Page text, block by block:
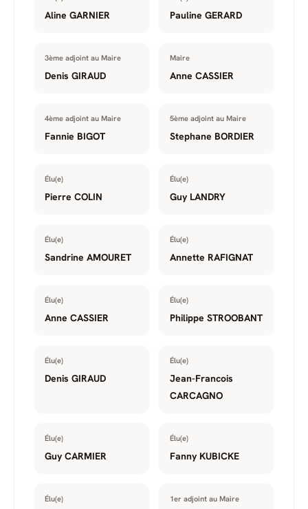
Aline GARNIER Pauline GERARD
3ème adjoint au Maire
Denis GIRAUD
Maire
Anne CASSIER
4ème adjoint au Maire
Fannie BIGOT
5ème adjoint au Maire
Stephane BORDIER
Élu(e)
Pierre COLIN
Élu(e)
Guy LANDRY
Élu(e)
Sandrine AMOURET
Élu(e)
Annette RAFIGNAT
Élu(e)
Anne CASSIER
Élu(e)
Philippe STROOBANT
Élu(e)
Denis GIRAUD
Élu(e)
Jean-Francois
CARCAGNO
Élu(e)
Guy CARMIER
Élu(e)
Fanny KUBICKE
Élu(e) 1er adjoint au Maire